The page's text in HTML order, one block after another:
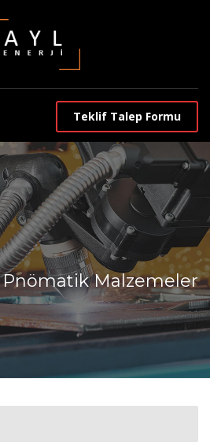
Teklif Talep Formu
Pnömatik Malzemeler